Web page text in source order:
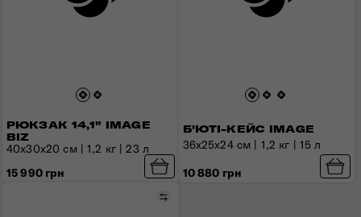
РЮКЗАК 14,1" IMAGE
BIZ
40x30x20 см | 1,2 кг | 23 л
15 990 грн
Б'ЮТІ-КЕЙС IMAGE
36x25х24 см | 1,2 кг | 15 л
10 880 грн
Порівняти